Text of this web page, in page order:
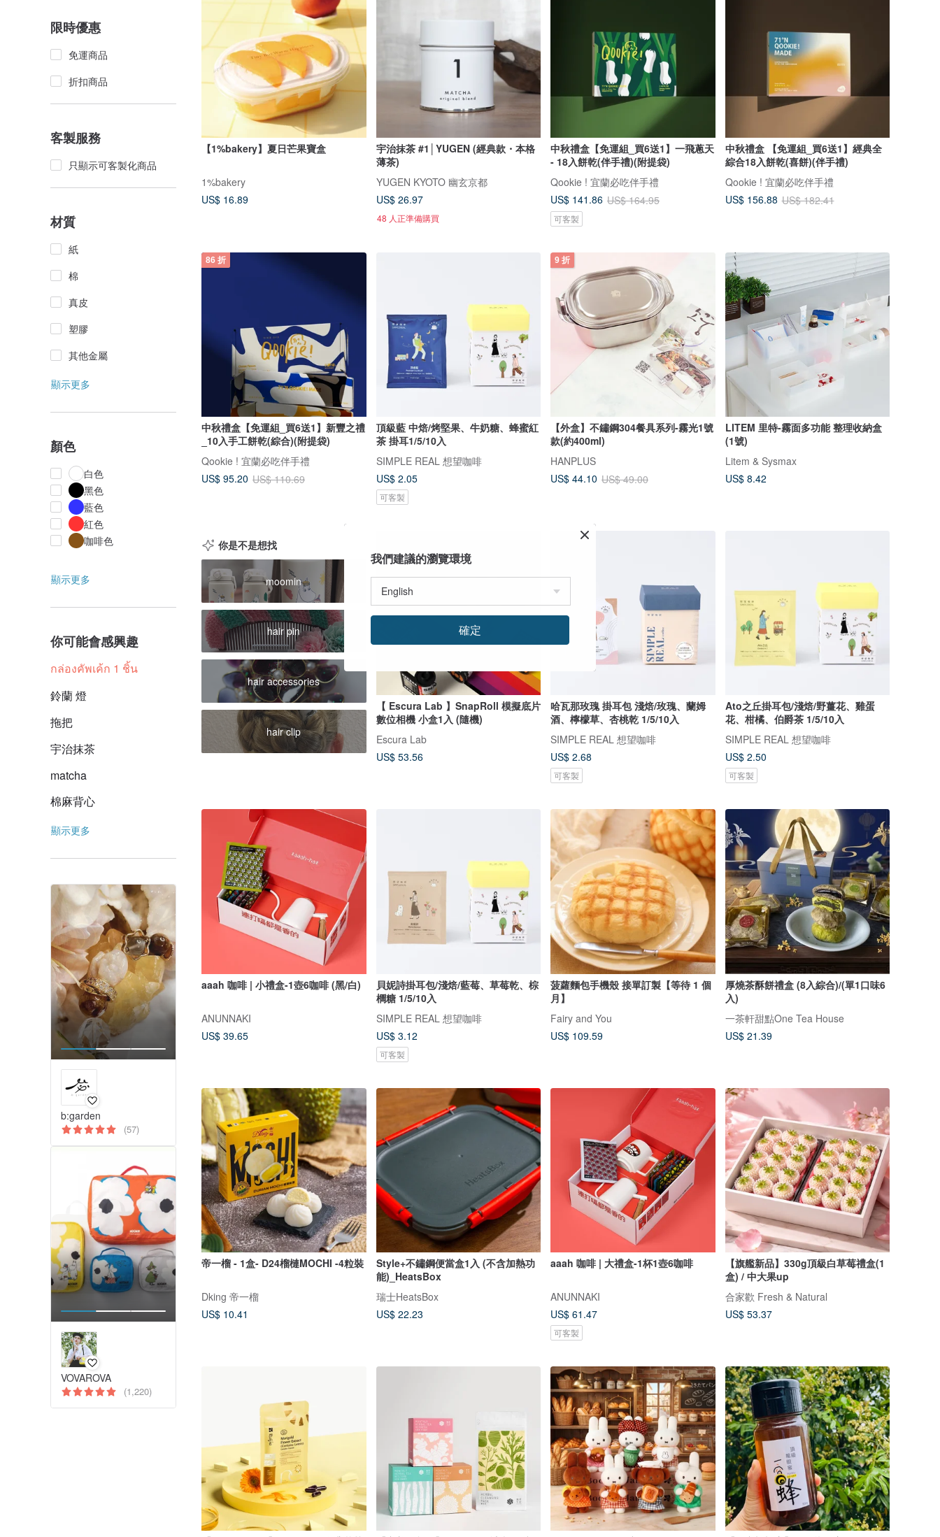
限時優惠
免運商品
折扣商品
客製服務
只顯示可客製化商品
材質
紙
棉
真皮
塑膠
其他金屬
顯示更多
顏色
白色
黑色
藍色
紅色
咖啡色
顯示更多
你可能會感興趣
กล่องคัพเค้ก 1 ชิ้น
鈴蘭 燈
拖把
宇治抹茶
matcha
棉麻背心
顯示更多
b:garden
(57)
VOVAROVA
(1,220)
【1%bakery】夏日芒果寶盒
1%bakery
US$ 16.89
宇治抹茶 #1│YUGEN (經典款・本格
薄茶)
YUGEN KYOTO 幽玄京都
US$ 26.97
48 人正準備購買
中秋禮盒【免運組_買6送1】一飛蔥天
- 18入餅乾(伴手禮)(附提袋)
Qookie ! 宜蘭必吃伴手禮
US$ 141.86 US$ 164.95
可客製
中秋禮盒 【免運組_買6送1】經典全
綜合18入餅乾(喜餅)(伴手禮)
Qookie ! 宜蘭必吃伴手禮
US$ 156.88 US$ 182.41
86 折
中秋禮盒【免運組_買6送1】新豐之禮
_10入手工餅乾(綜合)(附提袋)
Qookie ! 宜蘭必吃伴手禮
US$ 95.20 US$ 110.69
頂級藍 中焙/烤堅果、牛奶糖、蜂蜜紅
茶 掛耳1/5/10入
SIMPLE REAL 想望咖啡
US$ 2.05
可客製
9 折
【外盒】不鏽鋼304餐具系列-霧光1號
款(約400ml)
HANPLUS
US$ 44.10 US$ 49.00
LITEM 里特-霧面多功能 整理收納盒
(1號)
Litem & Sysmax
US$ 8.42
你是不是想找
moomin
hair pin
hair accessories
hair clip
【 Escura Lab 】SnapRoll 模擬底片
數位相機 小盒1入 (隨機)
Escura Lab
US$ 53.56
哈瓦那玫瑰 掛耳包 淺焙/玫瑰、蘭姆
酒、檸檬草、杏桃乾 1/5/10入
SIMPLE REAL 想望咖啡
US$ 2.68
可客製
Ato之丘掛耳包/淺焙/野薑花、雞蛋
花、柑橘、伯爵茶 1/5/10入
SIMPLE REAL 想望咖啡
US$ 2.50
可客製
aaah 咖啡 | 小禮盒-1壺6咖啡 (黑/白)
ANUNNAKI
US$ 39.65
貝妮詩掛耳包/淺焙/藍莓、草莓乾、棕
櫚糖 1/5/10入
SIMPLE REAL 想望咖啡
US$ 3.12
可客製
菠蘿麵包手機殼 接單訂製【等待 1 個
月】
Fairy and You
US$ 109.59
厚燒茶酥餅禮盒 (8入綜合)/(單1口味6
入)
一茶軒甜點One Tea House
US$ 21.39
帝一榴 - 1盒- D24榴槤MOCHI -4粒裝
Dking 帝一榴
US$ 10.41
Style+不鏽鋼便當盒1入 (不含加熱功
能)_HeatsBox
瑞士HeatsBox
US$ 22.23
aaah 咖啡 | 大禮盒-1杯1壺6咖啡
ANUNNAKI
US$ 61.47
可客製
【旗艦新品】330g頂級白草莓禮盒(1
盒) / 中大果up
合家歡 Fresh & Natural
US$ 53.37
我們建議的瀏覽環境
確定